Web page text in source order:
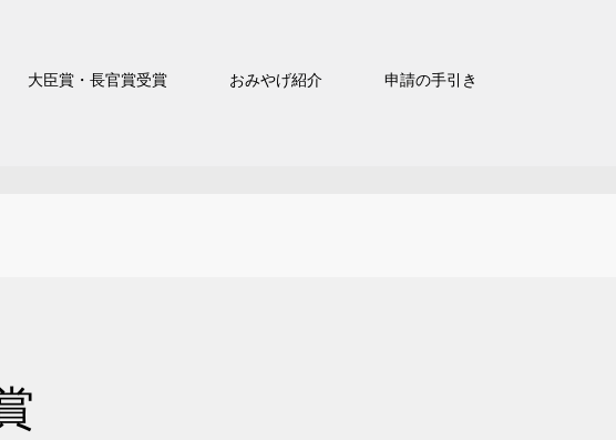
大臣賞・長官賞受賞 おみやげ紹介 申請の手引き